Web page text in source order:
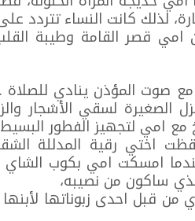
لذلك كانت النساء تتردد على
قصر القامة وطيبة
المؤذن ينادي للصلاة
الصغيرة لسقي الأشجار
امي لتجهيز الفطور البسيط
اختي رقية المدللة
امسكت امي بكوب الشاي
ساكون من نصيبه،
احدى زبوناتها لأبنها